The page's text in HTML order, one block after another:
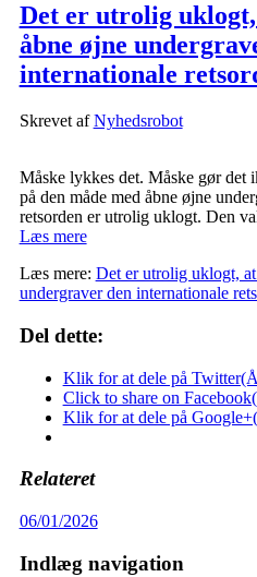
Det er utrolig
åbne øjne
internationale
Skrevet afNyhedsrobot
Måske lykkes det. Måske gør det
på den måde med åbne øjne
retsorden er utrolig uklogt. Den
Læs mere
Læs mere: Det er utrolig uklogt,
undergraver den internationale
Del dette:
Klik for at dele på
Click to share on
Klik for at dele på
Relateret
06/01/2026
Indlæg navigation